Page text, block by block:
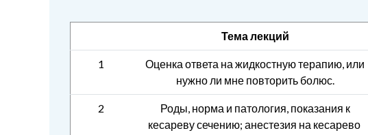
Тема лекций
1
Оценка ответа на жидкостную терапию, или
нужно ли мне повторить болюс.
2
Роды, норма и патология, показания к
кесареву сечению; анестезия на кесарево